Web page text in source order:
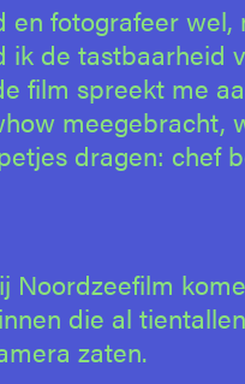
en fotografeer wel,
ik de tastbaarheid
film spreekt me
meegebracht,
dragen: chef
Noordzeefilm
die al
zaten.